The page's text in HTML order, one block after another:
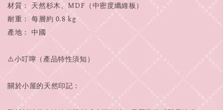
材質： 天然杉木、MDF（中密度纖維板）
耐重： 每層約 0.8 kg
產地： 中國
⚠️小叮嚀（產品特性須知）
關於小屋的天然印記：